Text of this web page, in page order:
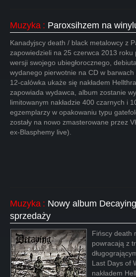
Muzyka : Paroxsihzem na
Kanadyjscy death / black metalowcy z
zapowiedzieli na 25 czerwca 2013 roku
wersji swojego ubiegłorocznego,
wydanego pierwotnie na CD w barwach
12-calówka ukaże się nakładem
zapowiada wydawca, album zostanie
limitowanym nakładzie 400 czarnych i
egzemplarzy w opakowaniu typu
zostały na nowo zmasterowane przez
ex-Blasphemy live).
Muzyka : Nowy album
sprzedaży
Fińscy death
powracają z
Last Days of
nakładem